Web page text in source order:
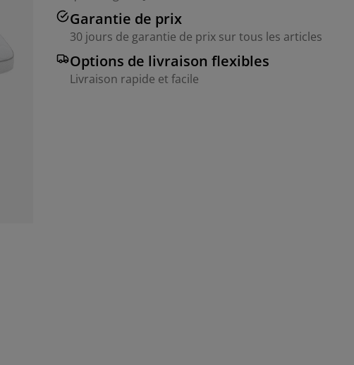
Garantie de prix
30 jours de garantie de prix sur tous les articles
Options de livraison flexibles
Livraison rapide et facile